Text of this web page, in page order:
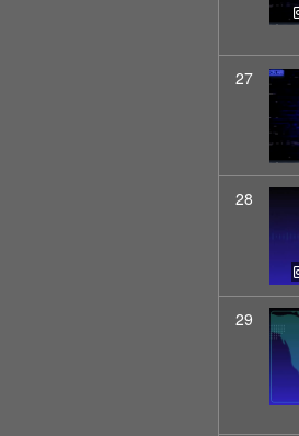
27
28
29